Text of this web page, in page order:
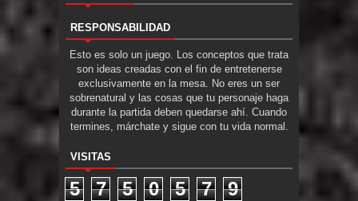
RESPONSABILIDAD
Esto es solo un juego. Los conceptos que trata
son ideas creadas con el fin de entretenerse
exclusivamente en la mesa. No eres un ser
sobrenatural y las cosas que tu personaje haga
durante la partida deben quedarse ahí. Cuando
termines, márchate y sigue con tu vida normal.
VISITAS
5 7 5 0 5 7 9